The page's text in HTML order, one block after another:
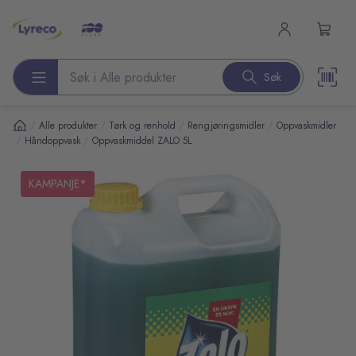
Søk etter produkter Søk
Alle produkter Tørk og renhold Rengjøringsmidler Oppvaskmidler
Håndoppvask Oppvaskmiddel ZALO 5L
over bilder
KAMPANJE*